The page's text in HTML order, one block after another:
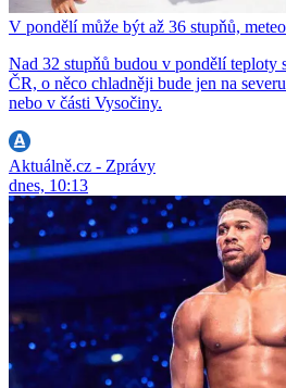
V pondělí může být až 36 stupňů,
Nad 32 stupňů budou v pondělí teploty
ČR, o něco chladněji bude jen na
nebo v části Vysočiny.
Aktuálně.cz - Zprávy
dnes, 10:13